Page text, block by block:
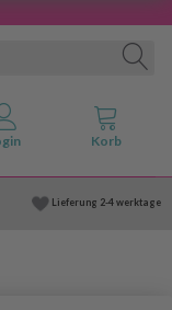
Lieferung 2-4 werktage